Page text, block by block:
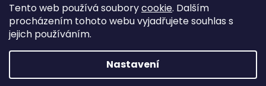
Tento web používá souborycookie. Dalším
procházením tohoto webu vyjadřujete souhlas s
jejich používáním.
Nastavení